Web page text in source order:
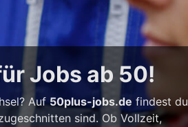
Jobs ab 50!
Auf50plus-jobs.de findest du
sind. Ob Vollzeit,